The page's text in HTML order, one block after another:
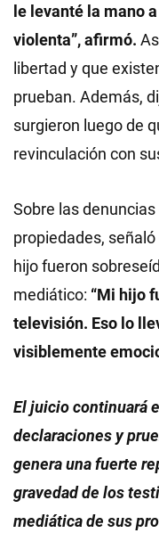
le levanté la mano
violenta”, afirmó.
libertad y que
prueban. Además,
surgieron luego de
revinculación con
Sobre las
propiedades,
hijo fueron
mediático: “Mi hijo
televisión. Eso lo
visiblemente
El juicio continuará
declaraciones y
genera una fuerte
gravedad de los
mediática de sus